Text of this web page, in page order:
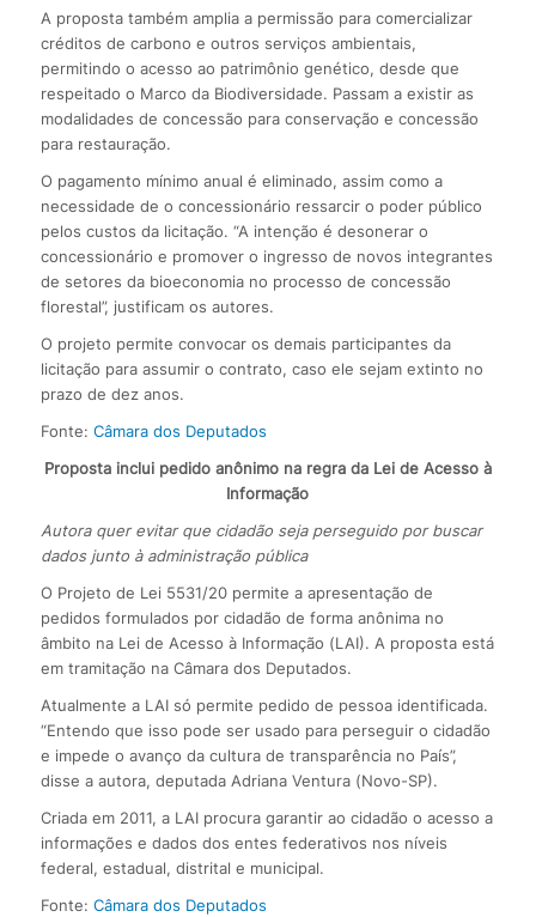
A proposta também amplia a permissão para comercializar
créditos de carbono e outros serviços ambientais,
permitindo o acesso ao patrimônio genético, desde que
respeitado o Marco da Biodiversidade. Passam a existir as
modalidades de concessão para conservação e concessão
para restauração.
O pagamento mínimo anual é eliminado, assim como a
necessidade de o concessionário ressarcir o poder público
pelos custos da licitação. “A intenção é desonerar o
concessionário e promover o ingresso de novos integrantes
de setores da bioeconomia no processo de concessão
florestal”, justificam os autores.
O projeto permite convocar os demais participantes da
licitação para assumir o contrato, caso ele sejam extinto no
prazo de dez anos.
Fonte: Câmara dos Deputados
Proposta inclui pedido anônimo na regra da Lei de Acesso à
Informação
Autora quer evitar que cidadão seja perseguido por buscar
dados junto à administração pública
O Projeto de Lei 5531/20 permite a apresentação de
pedidos formulados por cidadão de forma anônima no
âmbito na Lei de Acesso à Informação (LAI). A proposta está
em tramitação na Câmara dos Deputados.
Atualmente a LAI só permite pedido de pessoa identificada.
“Entendo que isso pode ser usado para perseguir o cidadão
e impede o avanço da cultura de transparência no País”,
disse a autora, deputada Adriana Ventura (Novo-SP).
Criada em 2011, a LAI procura garantir ao cidadão o acesso a
informações e dados dos entes federativos nos níveis
federal, estadual, distrital e municipal.
Fonte: Câmara dos Deputados